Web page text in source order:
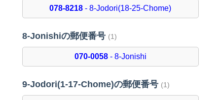
078-8218 - 8-Jodori(18-25-Chome)
8-Jonishiの郵便番号 (1)
070-0058- 8-Jonishi
9-Jodori(1-17-Chome)の郵便番号 (1)